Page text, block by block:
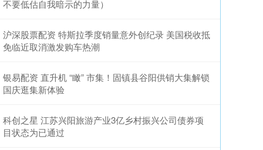
不要低估自我暗示的力量）
沪深股票配资 特斯拉季度销量意外创纪录 美国税收抵
免临近取消激发购车热潮
银易配资 直升机 “瞰” 市集！固镇县谷阳供销大集解锁
国庆逛集新体验
科创之星 江苏兴阳旅游产业3亿乡村振兴公司债券项
目状态为已通过